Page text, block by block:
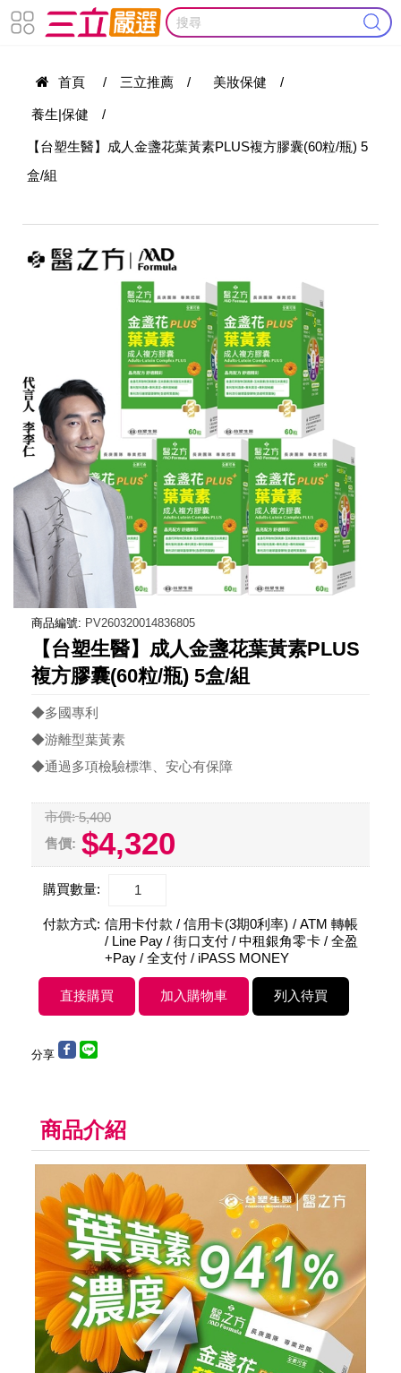
首頁 / 三立推薦 / 美妝保健 /
養生|保健 /
【台塑生醫】成人金盞花葉黃素PLUS複方膠囊(60粒/瓶) 5
盒/組
商品編號: PV260320014836805
【台塑生醫】成人金盞花葉黃素PLUS
複方膠囊(60粒/瓶) 5盒/組
◆多國專利
◆游離型葉黃素
◆通過多項檢驗標準、安心有保障
市價: 5,400
售價: $4,320
購買數量:
付款方式: 信用卡付款 / 信用卡(3期0利率) / ATM 轉帳
/ Line Pay / 街口支付 / 中租銀角零卡 / 全盈
+Pay / 全支付 / iPASS MONEY
分享
商品介紹